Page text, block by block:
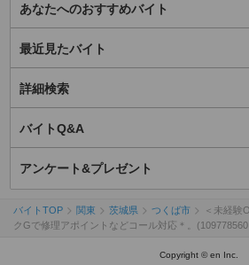
あなたへのおすすめバイト
最近見たバイト
詳細検索
バイトQ&A
アンケート&プレゼント
バイトTOP 関東 茨城県 つくば市
＜未経験
クGで修理アポイントなどコール対応＊。(109778560
Copyright © en Inc.